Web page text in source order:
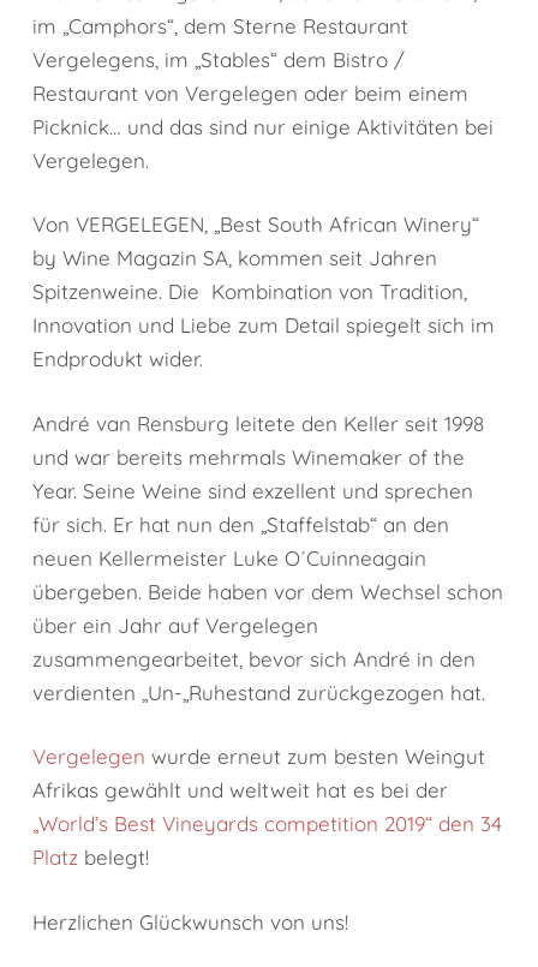
im „Camphors“, dem Sterne Restaurant
Vergelegens, im „Stables“ dem Bistro /
Restaurant von Vergelegen oder beim einem
Picknick… und das sind nur einige Aktivitäten bei
Vergelegen.
Von VERGELEGEN, „Best South African Winery“
by Wine Magazin SA, kommen seit Jahren
Spitzenweine. Die Kombination von Tradition,
Innovation und Liebe zum Detail spiegelt sich im
Endprodukt wider.
André van Rensburg leitete den Keller seit 1998
und war bereits mehrmals Winemaker of the
Year. Seine Weine sind exzellent und sprechen
für sich. Er hat nun den „Staffelstab“ an den
neuen Kellermeister Luke O´Cuinneagain
übergeben. Beide haben vor dem Wechsel schon
über ein Jahr auf Vergelegen
zusammengearbeitet, bevor sich André in den
verdienten „Un-„Ruhestand zurückgezogen hat.
Vergelegen wurde erneut zum besten Weingut
Afrikas gewählt und weltweit hat es bei der
„World’s Best Vineyards competition 2019“ den 34
Platzbelegt!
Herzlichen Glückwunsch von uns!